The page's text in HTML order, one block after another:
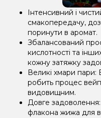
Інтенсивний і
смакопередачу,
поринути в аромат.
Збалансований
кислотності та
кожну затяжку
Великі хмари пари:
робить процес
видовищним.
Довге
флакона жижа для